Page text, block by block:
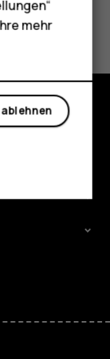
mehr